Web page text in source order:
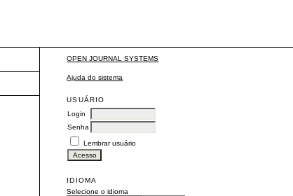
OPEN JOURNAL SYSTEMS
Ajuda do sistema
USUÁRIO
Login
Senha
Lembrar usuário
IDIOMA
Selecione o idioma